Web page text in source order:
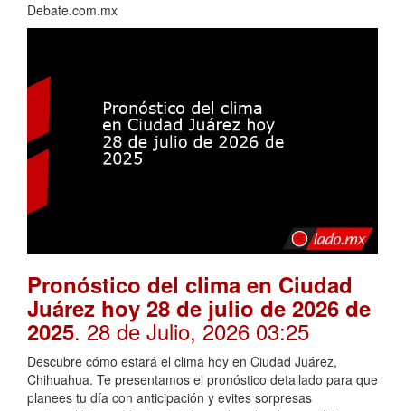
Debate.com.mx
Pronóstico del clima en Ciudad
Juárez hoy 28 de julio de 2026 de
2025. 28 de Julio, 2026 03:25
Descubre cómo estará el clima hoy en Ciudad Juárez,
Chihuahua. Te presentamos el pronóstico detallado para que
planees tu día con anticipación y evites sorpresas